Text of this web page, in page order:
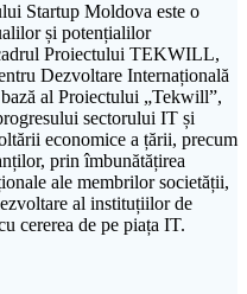
Startup Moldova este o
și potențialilor
Proiectului TEKWILL,
Dezvoltare Internațională
al Proiectului „Tekwill”,
sectorului IT și
economice a țării, precum
prin îmbunătățirea
ale membrilor societății,
al instituțiilor de
cererea de pe piața IT.